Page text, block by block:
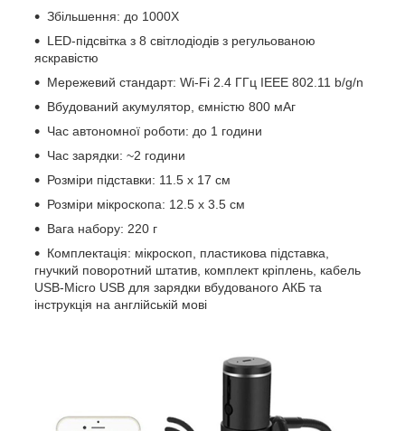
Збільшення: до 1000X
LED-підсвітка з 8 світлодіодів з регульованою
яскравістю
Мережевий стандарт: Wi-Fi 2.4 ГГц IEEE 802.11 b/g/n
Вбудований акумулятор, ємністю 800 мАг
Час автономної роботи: до 1 години
Час зарядки: ~2 години
Розміри підставки: 11.5 x 17 см
Розміри мікроскопа: 12.5 x 3.5 см
Вага набору: 220 г
Комплектація: мікроскоп, пластикова підставка,
гнучкий поворотний штатив, комплект кріплень, кабель
USB-Micro USB для зарядки вбудованого АКБ та
інструкція на англійській мові